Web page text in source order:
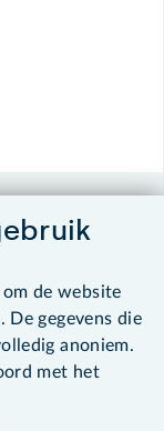
de website
De gegevens die
anoniem.
met het